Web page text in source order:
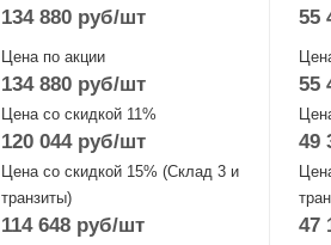
134 880 руб/шт
Цена по акции
134 880 руб/шт
Цена со скидкой 11%
120 044руб/шт
Цена со скидкой 15% (Склад 3 и
транзиты)
114 648 руб/шт
55
55
49
47